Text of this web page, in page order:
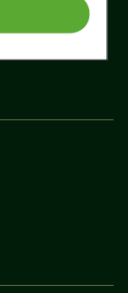
um das
gestalten,
es uns
Inhalte
zu